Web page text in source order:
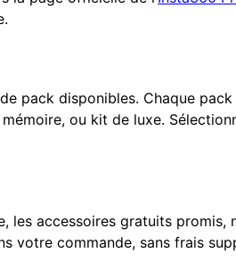
pack disponibles. Chaque
ou kit de luxe.
les accessoires gratuits promis,
votre commande, sans frais